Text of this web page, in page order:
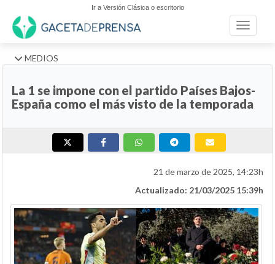
Ir a Versión Clásica o escritorio
Toggle
MEDIOS
La 1 se impone con el partido Países Bajos-
España como el más visto de la temporada
21 de marzo de 2025, 14:23h
Actualizado: 21/03/2025 15:39h